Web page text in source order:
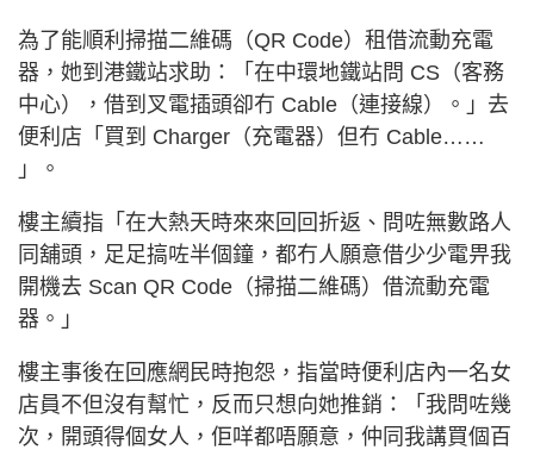
為了能順利掃描二維碼（QR Code）租借流動充電
器，她到港鐵站求助：「在中環地鐵站問 CS（客務
中心），借到叉電插頭卻冇 Cable（連接線）。」去
便利店「買到 Charger（充電器）但冇 Cable……
」。
樓主續指「在大熱天時來來回回折返、問咗無數路人
同舖頭，足足搞咗半個鐘，都冇人願意借少少電畀我
開機去 Scan QR Code（掃描二維碼）借流動充電
器。」
樓主事後在回應網民時抱怨，指當時便利店內一名女
店員不但沒有幫忙，反而只想向她推銷：「我問咗幾
次，開頭得個女人，佢咩都唔願意，仲同我講買個百